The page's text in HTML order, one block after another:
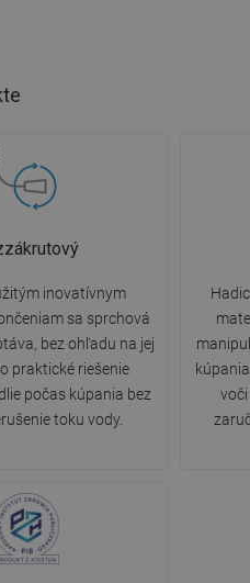
inovatívnym
sa sprchová
bez ohľadu na jej
praktické riešenie
počas kúpania bez
toku vody.